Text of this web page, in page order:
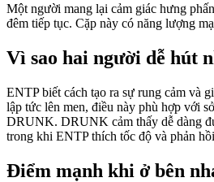
Một người mang lại cảm giác hưng
đêm tiếp tục. Cặp này có năng lượng
Vì sao hai người dễ hút
ENTP biết cách tạo ra sự rung cảm và
lập tức lên men, điều này phù hợp với
DRUNK. DRUNK cảm thấy dễ dàng
trong khi ENTP thích tốc độ và phản
Điểm mạnh khi ở bên